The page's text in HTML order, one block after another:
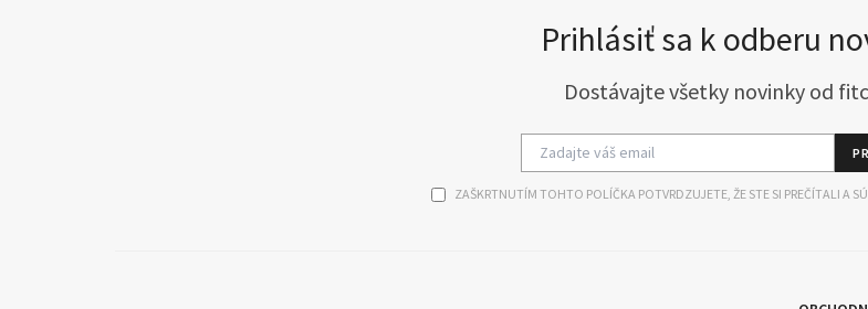
Prihlásiť sa k odberu
Dostávajte všetky novinky od
ZAŠKRTNUTÍM TOHTO POLÍČKA POTVRDZUJETE, ŽE STE SI PREČÍTALI A